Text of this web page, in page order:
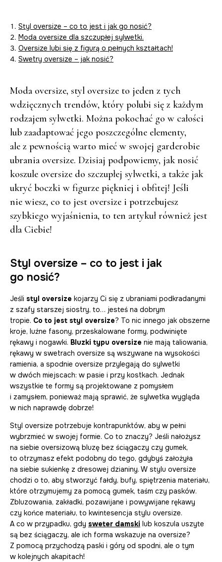
Styl oversize – co to jest i jak go nosić?
Moda oversize dla szczupłej sylwetki.
Oversize lubi się z figurą o pełnych kształtach!
Swetry oversize – jak nosić?
Moda oversize, styl oversize to jeden z tych
wdzięcznych trendów, który polubi się z każdym
rodzajem sylwetki. Można pokochać go w całości
lub zaadaptować jego poszczególne elementy,
ale z pewnością warto mieć w swojej garderobie
ubrania oversize. Dzisiaj podpowiemy, jak nosić
koszule oversize do szczupłej sylwetki, a także jak
ukryć boczki w figurze piękniej i obfitej! Jeśli
nie wiesz, co to jest oversize i potrzebujesz
szybkiego wyjaśnienia, to ten artykuł również jest
dla Ciebie!
Styl oversize – co to jest i jak
go nosić?
Jeśli styl oversize kojarzy Ci się z ubraniami podkradanymi
z szafy starszej siostry, to… jesteś na dobrym
tropie. Co to jest styl oversize? To nic innego jak obszerne
kroje, luźne fasony, przeskalowane formy, podwinięte
rękawy i nogawki. Bluzki typu oversize nie mają taliowania,
rękawy w swetrach oversize są wszywane na wysokości
ramienia, a spodnie oversize przylegają do sylwetki
w dwóch miejscach: w pasie i przy kostkach. Jednak
wszystkie te formy są projektowane z pomysłem
i zamysłem, ponieważ mają sprawić, że sylwetka wygląda
w nich naprawdę dobrze!
Styl oversize potrzebuje kontrapunktów, aby w pełni
wybrzmieć w swojej formie. Co to znaczy? Jeśli nałożysz
na siebie oversizową bluzę bez ściągaczy czy gumek,
to otrzymasz efekt podobny do tego, gdybyś założyła
na siebie sukienkę z dresowej dzianiny. W stylu oversize
chodzi o to, aby stworzyć fałdy, bufy, spiętrzenia materiału,
które otrzymujemy za pomocą gumek, taśm czy pasków.
Zbluzowania, zakładki, pozawijane i powywijane rękawy
czy końce materiału, to kwintesencja stylu oversize.
A co w przypadku, gdy sweter damski lub koszula uszyte
są bez ściągaczy, ale ich forma wskazuje na oversize?
Z pomocą przychodzą paski i góry od spodni, ale o tym
w kolejnych akapitach!